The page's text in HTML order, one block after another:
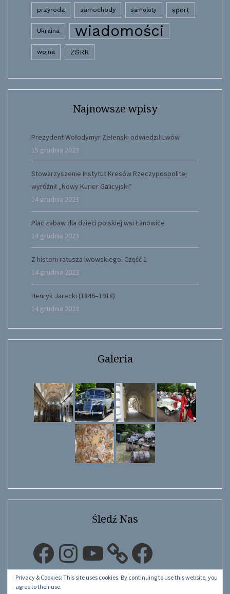
przyroda samochody samoloty sport
Ukraina wiadomości
wojna ZSRR
Najnowsze wpisy
Prezydent Wołodymyr Zełenski odwiedził Lwów
15 grudnia 2023
Stowarzyszenie Instytut Kresów Rzeczypospolitej
wyróżnił „Nowy Kurier Galicyjski”
14 grudnia 2023
Plac zabaw dla dzieci polskiej wsi Łanowice
14 grudnia 2023
Z historii ratusza lwowskiego. Część 1
14 grudnia 2023
Henryk Jarecki (1846–1918)
14 grudnia 2023
Galeria
Śledź Nas
FacebookInstagramYouTube Facebook
Privacy & Cookies: This site uses cookies. By continuing to use this website, you
agree to their use.